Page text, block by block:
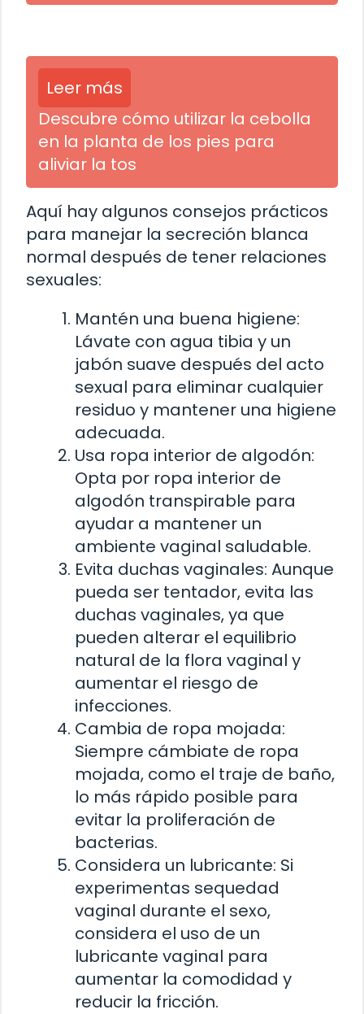
Leer más
Descubre cómo utilizar la cebolla
en la planta de los pies para
aliviar la tos
Aquí hay algunos consejos prácticos
para manejar la secreción blanca
normal después de tener relaciones
sexuales:
Mantén una buena higiene:
Lávate con agua tibia y un
jabón suave después del acto
sexual para eliminar cualquier
residuo y mantener una higiene
adecuada.
Usa ropa interior de algodón:
Opta por ropa interior de
algodón transpirable para
ayudar a mantener un
ambiente vaginal saludable.
Evita duchas vaginales: Aunque
pueda ser tentador, evita las
duchas vaginales, ya que
pueden alterar el equilibrio
natural de la flora vaginal y
aumentar el riesgo de
infecciones.
Cambia de ropa mojada:
Siempre cámbiate de ropa
mojada, como el traje de baño,
lo más rápido posible para
evitar la proliferación de
bacterias.
Considera un lubricante: Si
experimentas sequedad
vaginal durante el sexo,
considera el uso de un
lubricante vaginal para
aumentar la comodidad y
reducir la fricción.